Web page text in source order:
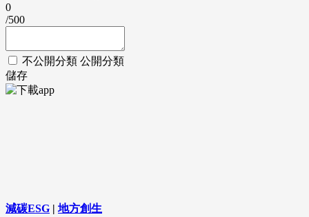
0
/500
不公開分類 公開分類
儲存
減碳ESG | 地方創生